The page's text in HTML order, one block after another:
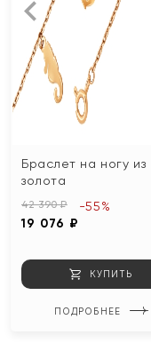
Браслет на ногу из
золота
42 390 ₽
19 076 ₽
-55%
КУПИТЬ
ПОДРОБНЕЕ